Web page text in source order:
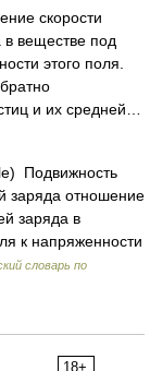
скорости
в веществе под
этого поля.
и их средней…
Подвижность
заряда отношение
заряда в
к напряженности
словарь по
18+